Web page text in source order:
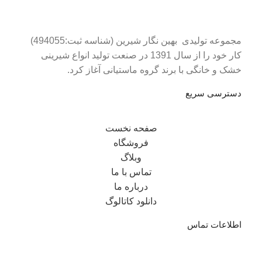
مجموعه تولیدی بهین نگار شیرین (شناسه ثبت:494055)
کار خود را از سال 1391 در صنعت تولید انواع شیرینی
خشک و خانگی با برند گروه ماستیانی آغاز کرد.
دسترسی سریع
صفحه نخست
فروشگاه
وبلاگ
تماس با ما
درباره ما
دانلود کاتالوگ
اطلاعات تماس